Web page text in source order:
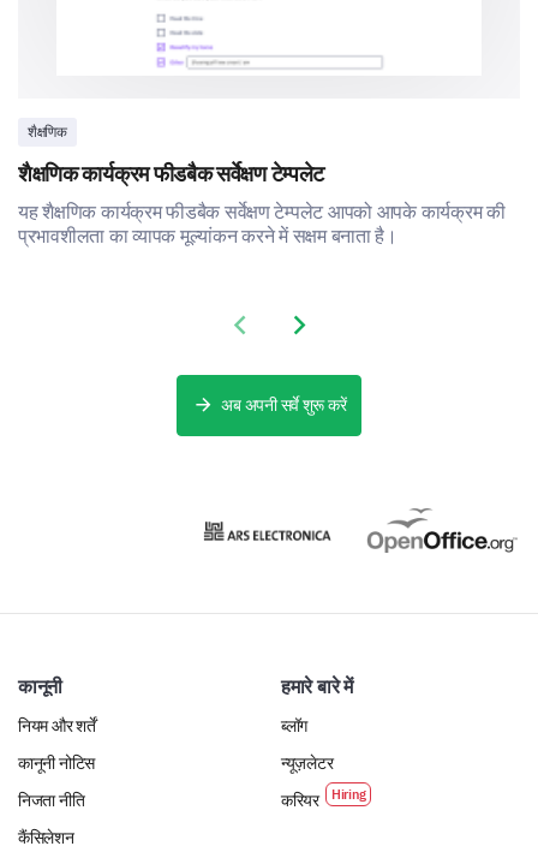
शैक्षणिक
शैक्षणिक कार्यक्रम फीडबैक सर्वेक्षण टेम्पलेट
यह शैक्षणिक कार्यक्रम फीडबैक सर्वेक्षण टेम्पलेट आपको आपके कार्यक्रम की
प्रभावशीलता का व्यापक मूल्यांकन करने में सक्षम बनाता है।
Previous slide
Next slide
अब अपनी सर्वे शुरू करें
कानूनी
नियम और शर्तें
कानूनी नोटिस
निजता नीति
कैंसिलेशन
हमारे बारे में
ब्लॉग
न्यूज़लेटर
करियर